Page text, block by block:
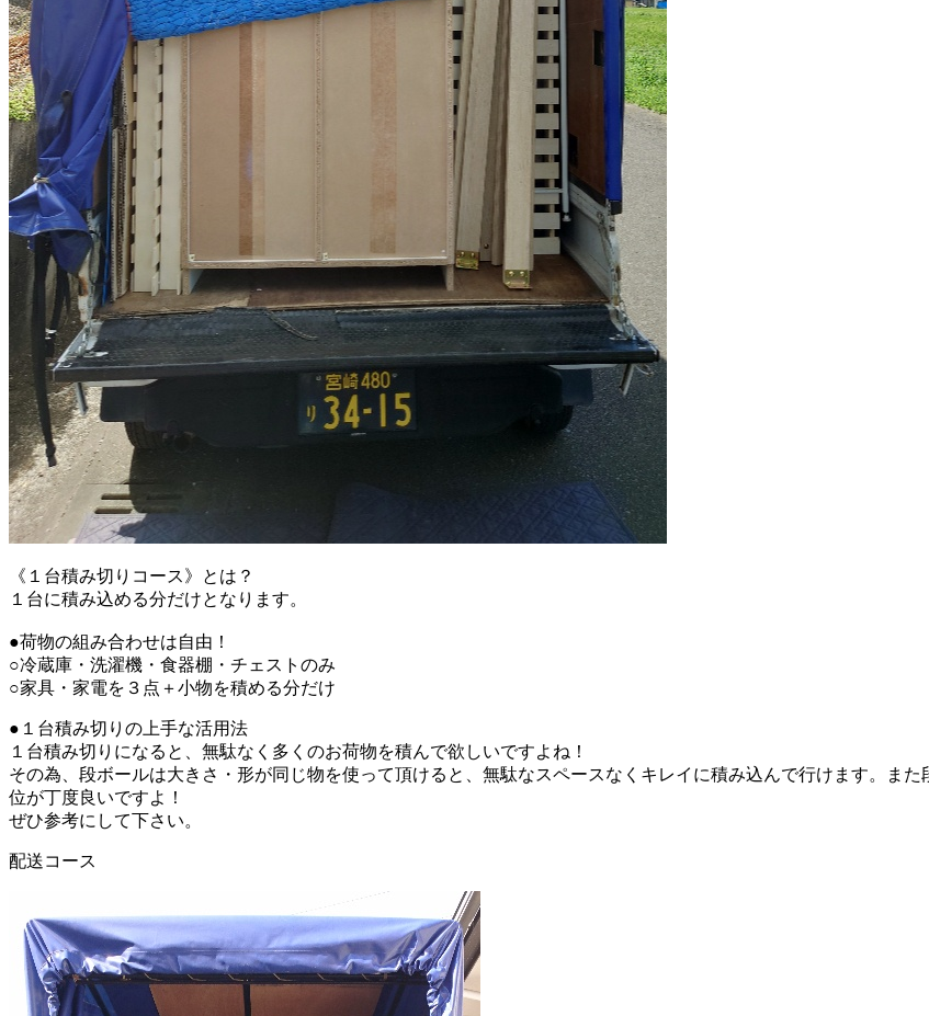
《 １台積み切りコース》とは？
１台に積み込める分だけとなります。
●荷物の組み合わせは自由！
○冷蔵庫・洗濯機・食器棚・チェストのみ
○家具・家電を３点＋小物を積める分だけ
● １台積み切りの上手な活用法
１台積み切りになると、無駄なく多くのお荷物を積んで欲しいですよね！
その為、段ボールは大きさ・形が同じ物を使って頂けると、無駄なスペースなくキレイに積み込んで行けます。ま
位が丁度良いですよ！
ぜひ参考にして下さい。
配送コース